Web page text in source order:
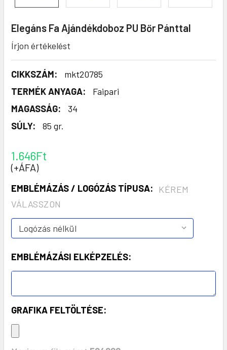
Elegáns Fa Ajándékdoboz PU Bőr Pánttal
Írjon értékelést
CIKKSZÁM:
mkt20785
TERMÉK ANYAGA:
Faipari
MAGASSÁG:
34
SÚLY:
85 gr.
1.646Ft
(+ÁFA)
EMBLÉMÁZÁS / LOGÓZÁS TÍPUSA:
KÉREM
VÁLASSZON
EMBLÉMÁZÁSI ELKÉPZELÉS:
GRAFIKA FELTÖLTÉSE: